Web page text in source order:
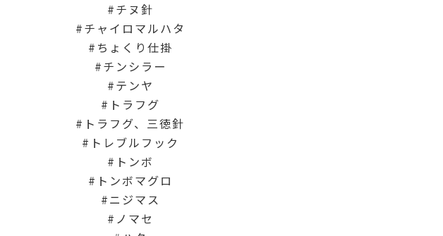
チヌ針
チャイロマルハタ
ちょくり仕掛
チンシラー
テンヤ
トラフグ
トラフグ、三徳針
トレブルフック
トンボ
トンボマグロ
ニジマス
ノマセ